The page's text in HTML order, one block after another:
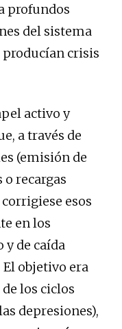
profundos
del sistema
producían crisis
activo y
a través de
(emisión de
recargas
esos
en los
y de caída
objetivo era
los ciclos
depresiones),